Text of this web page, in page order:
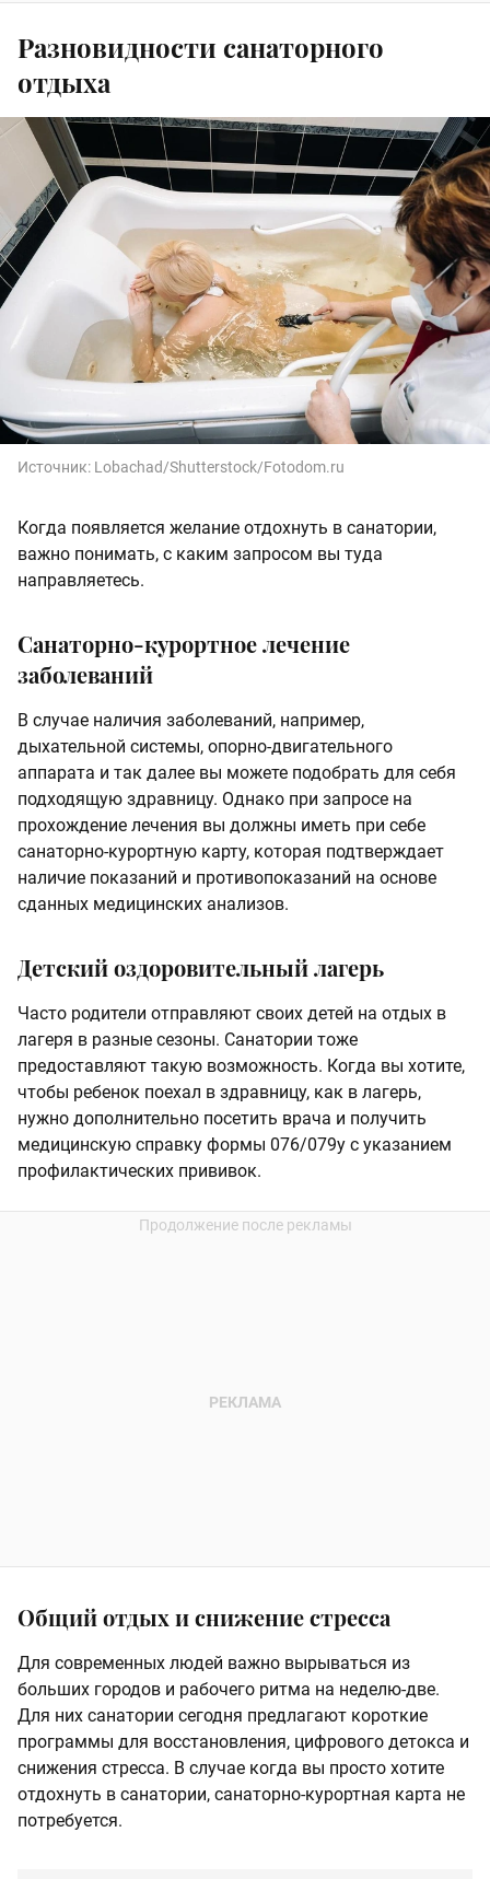
Разновидности санаторного
отдыха
Источник: Lobachad/Shutterstock/Fotodom.ru
Когда появляется желание отдохнуть в санатории,
важно понимать, с каким запросом вы туда
направляетесь.
Санаторно-курортное лечение
заболеваний
В случае наличия заболеваний, например,
дыхательной системы, опорно-двигательного
аппарата и так далее вы можете подобрать для себя
подходящую здравницу. Однако при запросе на
прохождение лечения вы должны иметь при себе
санаторно-курортную карту, которая подтверждает
наличие показаний и противопоказаний на основе
сданных медицинских анализов.
Детский оздоровительный лагерь
Часто родители отправляют своих детей на отдых в
лагеря в разные сезоны. Санатории тоже
предоставляют такую возможность. Когда вы хотите,
чтобы ребенок поехал в здравницу, как в лагерь,
нужно дополнительно посетить врача и получить
медицинскую справку формы 076/079у с указанием
профилактических прививок.
Общий отдых и снижение стресса
Для современных людей важно вырываться из
больших городов и рабочего ритма на неделю-две.
Для них санатории сегодня предлагают короткие
программы для восстановления, цифрового детокса и
снижения стресса. В случае когда вы просто хотите
отдохнуть в санатории, санаторно-курортная карта не
потребуется.